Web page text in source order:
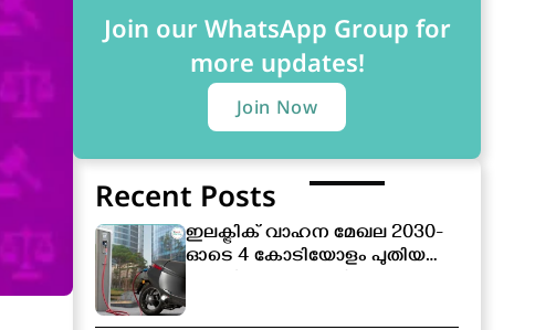
Join our WhatsApp Group for
more updates!
Join Now
Recent Posts
ഇലക്ട്രിക് വാഹന മേഖല 2030-
ഓടെ 4 കോടിയോളം പുതിയ